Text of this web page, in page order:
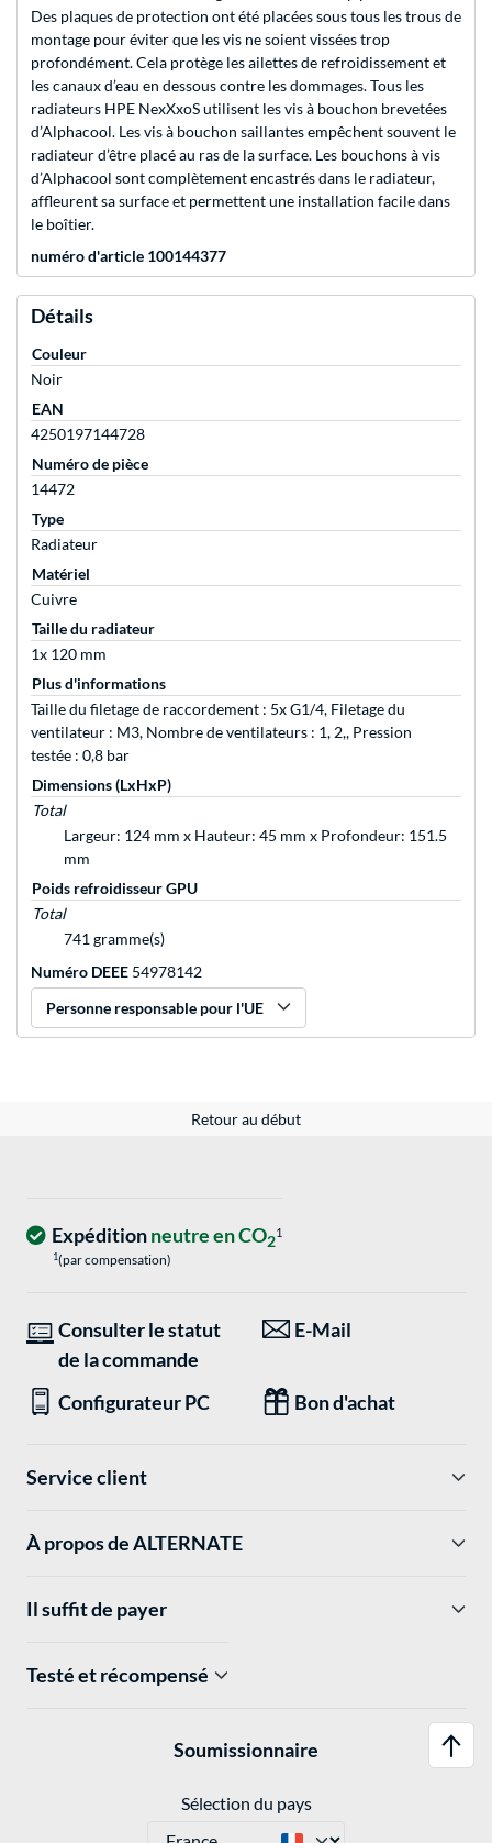
Des plaques de protection ont été placées sous tous les trous de
montage pour éviter que les vis ne soient vissées trop
profondément. Cela protège les ailettes de refroidissement et
les canaux d’eau en dessous contre les dommages. Tous les
radiateurs HPE NexXxoS utilisent les vis à bouchon brevetées
d’Alphacool. Les vis à bouchon saillantes empêchent souvent le
radiateur d’être placé au ras de la surface. Les bouchons à vis
d’Alphacool sont complètement encastrés dans le radiateur,
affleurent sa surface et permettent une installation facile dans
le boîtier.
numéro d'article 100144377
Détails
Couleur
Noir
EAN
4250197144728
Numéro de pièce
14472
Type
Radiateur
Matériel
Cuivre
Taille du radiateur
1x 120 mm
Plus d'informations
Taille du filetage de raccordement : 5x G1/4, Filetage du
ventilateur : M3, Nombre de ventilateurs : 1, 2,, Pression
testée : 0,8 bar
Dimensions (LxHxP)
Total
Largeur: 124 mm x Hauteur: 45 mm x Profondeur: 151.5
mm
Poids refroidisseur GPU
Total
741 gramme(s)
Numéro DEEE 54978142
Personne responsable pour l'UE
Retour au début
Expéditionneutre en CO21
1(par compensation)
Consulter le statut
de la commande
E-Mail
Configurateur PC Bon d'achat
Service client
À propos de ALTERNATE
Il suffit de payer
Testé et récompensé
Soumissionnaire
Sélection du pays